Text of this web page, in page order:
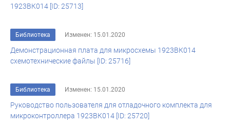
1923ВК014 [ID: 25713]
Библиотека Изменен: 15.01.2020
Демонстрационная плата для микросхемы 1923ВК014
схемотехнические файлы [ID: 25716]
Библиотека Изменен: 15.01.2020
Руководство пользователя для отладочного комплекта для
микроконтроллера 1923ВК014 [ID: 25720]